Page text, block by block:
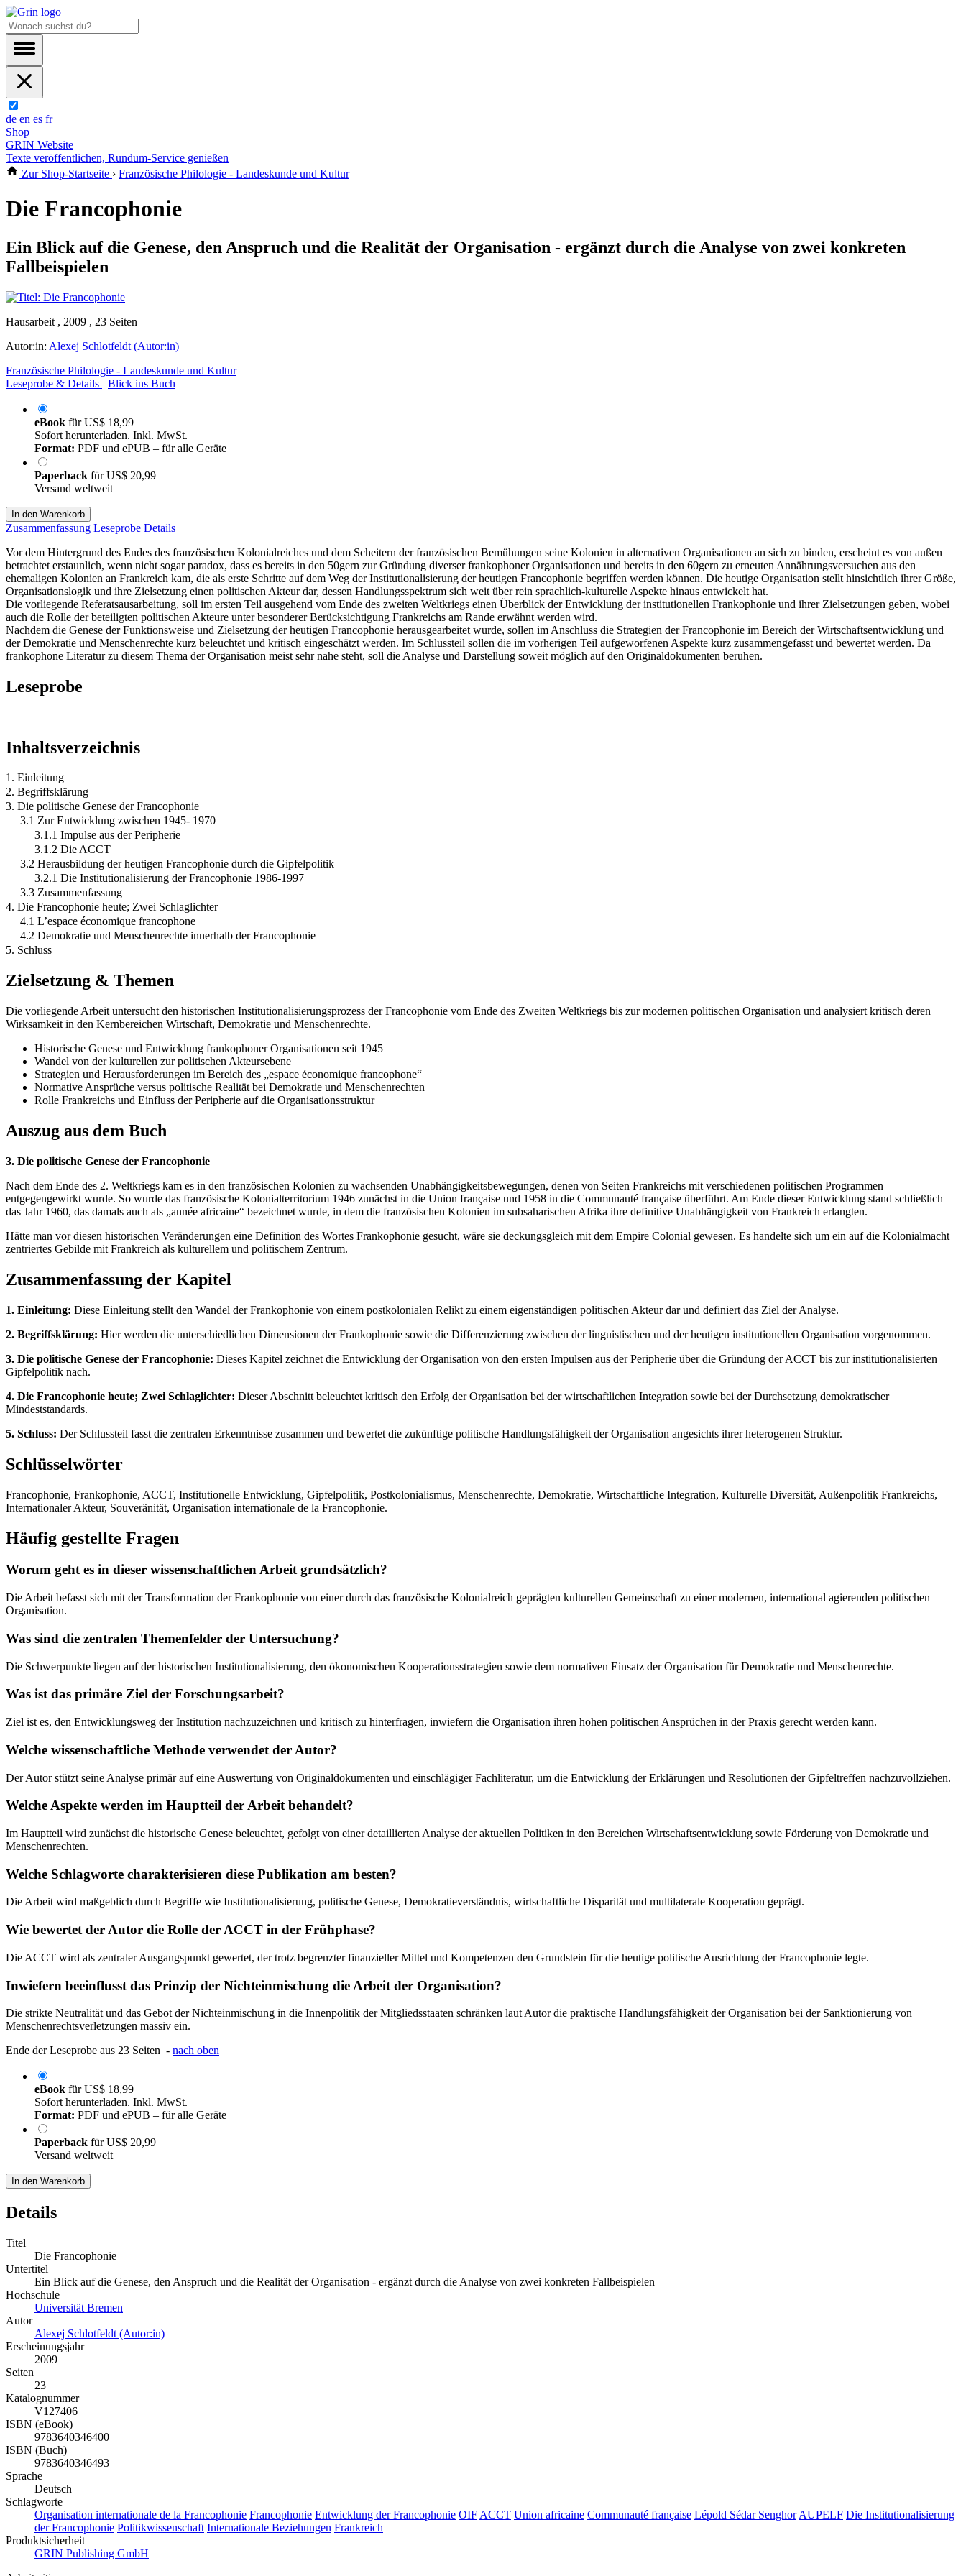
de en es fr
Shop
GRIN Website
Texte veröffentlichen, Rundum-Service genießen
Zur Shop-Startseite › Französische Philologie - Landeskunde und Kultur
Die Francophonie
Ein Blick auf die Genese, den Anspruch und die Realität der Organisation - ergänzt durch die Analyse von zwei konkreten
Fallbeispielen
Hausarbeit , 2009 , 23 Seiten
Autor:in: Alexej Schlotfeldt (Autor:in)
Französische Philologie - Landeskunde und Kultur
Leseprobe & Details
Blick ins Buch
eBook fürUS$ 18,99
Sofort herunterladen. Inkl. MwSt.
Format: PDF und ePUB – für alle Geräte
Paperback fürUS$ 20,99
Versand weltweit
In den Warenkorb
Zusammenfassung Leseprobe Details
Vor dem Hintergrund des Endes des französischen Kolonialreiches und dem Scheitern der französischen Bemühungen seine Kolonien in alternativen Organisationen an sich zu binden, erscheint es von außen
betrachtet erstaunlich, wenn nicht sogar paradox, dass es bereits in den 50gern zur Gründung diverser frankophoner Organisationen und bereits in den 60gern zu erneuten Annährungsversuchen aus den
ehemaligen Kolonien an Frankreich kam, die als erste Schritte auf dem Weg der Institutionalisierung der heutigen Francophonie begriffen werden können. Die heutige Organisation stellt hinsichtlich ihrer Größe,
Organisationslogik und ihre Zielsetzung einen politischen Akteur dar, dessen Handlungsspektrum sich weit über rein sprachlich-kulturelle Aspekte hinaus entwickelt hat.
Die vorliegende Referatsausarbeitung, soll im ersten Teil ausgehend vom Ende des zweiten Weltkriegs einen Überblick der Entwicklung der institutionellen Frankophonie und ihrer Zielsetzungen geben, wobei
auch die Rolle der beteiligten politischen Akteure unter besonderer Berücksichtigung Frankreichs am Rande erwähnt werden wird.
Nachdem die Genese der Funktionsweise und Zielsetzung der heutigen Francophonie herausgearbeitet wurde, sollen im Anschluss die Strategien der Francophonie im Bereich der Wirtschaftsentwicklung und
der Demokratie und Menschenrechte kurz beleuchtet und kritisch eingeschätzt werden. Im Schlussteil sollen die im vorherigen Teil aufgeworfenen Aspekte kurz zusammengefasst und bewertet werden. Da
frankophone Literatur zu diesem Thema der Organisation meist sehr nahe steht, soll die Analyse und Darstellung soweit möglich auf den Originaldokumenten beruhen.
Leseprobe
Inhaltsverzeichnis
1. Einleitung
2. Begriffsklärung
3. Die politische Genese der Francophonie
3.1 Zur Entwicklung zwischen 1945- 1970
3.1.1 Impulse aus der Peripherie
3.1.2 Die ACCT
3.2 Herausbildung der heutigen Francophonie durch die Gipfelpolitik
3.2.1 Die Institutionalisierung der Francophonie 1986-1997
3.3 Zusammenfassung
4. Die Francophonie heute; Zwei Schlaglichter
4.1 L’espace économique francophone
4.2 Demokratie und Menschenrechte innerhalb der Francophonie
5. Schluss
Zielsetzung & Themen
Die vorliegende Arbeit untersucht den historischen Institutionalisierungsprozess der Francophonie vom Ende des Zweiten Weltkriegs bis zur modernen politischen Organisation und analysiert kritisch deren
Wirksamkeit in den Kernbereichen Wirtschaft, Demokratie und Menschenrechte.
Historische Genese und Entwicklung frankophoner Organisationen seit 1945
Wandel von der kulturellen zur politischen Akteursebene
Strategien und Herausforderungen im Bereich des „espace économique francophone“
Normative Ansprüche versus politische Realität bei Demokratie und Menschenrechten
Rolle Frankreichs und Einfluss der Peripherie auf die Organisationsstruktur
Auszug aus dem Buch
3. Die politische Genese der Francophonie
Nach dem Ende des 2. Weltkriegs kam es in den französischen Kolonien zu wachsenden Unabhängigkeitsbewegungen, denen von Seiten Frankreichs mit verschiedenen politischen Programmen
entgegengewirkt wurde. So wurde das französische Kolonialterritorium 1946 zunächst in die Union française und 1958 in die Communauté française überführt. Am Ende dieser Entwicklung stand schließlich
das Jahr 1960, das damals auch als „année africaine“ bezeichnet wurde, in dem die französischen Kolonien im subsaharischen Afrika ihre definitive Unabhängigkeit von Frankreich erlangten.
Hätte man vor diesen historischen Veränderungen eine Definition des Wortes Frankophonie gesucht, wäre sie deckungsgleich mit dem Empire Colonial gewesen. Es handelte sich um ein auf die Kolonialmacht
zentriertes Gebilde mit Frankreich als kulturellem und politischem Zentrum.
Zusammenfassung der Kapitel
1. Einleitung: Diese Einleitung stellt den Wandel der Frankophonie von einem postkolonialen Relikt zu einem eigenständigen politischen Akteur dar und definiert das Ziel der Analyse.
2. Begriffsklärung: Hier werden die unterschiedlichen Dimensionen der Frankophonie sowie die Differenzierung zwischen der linguistischen und der heutigen institutionellen Organisation vorgenommen.
3. Die politische Genese der Francophonie: Dieses Kapitel zeichnet die Entwicklung der Organisation von den ersten Impulsen aus der Peripherie über die Gründung der ACCT bis zur institutionalisierten
Gipfelpolitik nach.
4. Die Francophonie heute; Zwei Schlaglichter: Dieser Abschnitt beleuchtet kritisch den Erfolg der Organisation bei der wirtschaftlichen Integration sowie bei der Durchsetzung demokratischer
Mindeststandards.
5. Schluss: Der Schlussteil fasst die zentralen Erkenntnisse zusammen und bewertet die zukünftige politische Handlungsfähigkeit der Organisation angesichts ihrer heterogenen Struktur.
Schlüsselwörter
Francophonie, Frankophonie, ACCT, Institutionelle Entwicklung, Gipfelpolitik, Postkolonialismus, Menschenrechte, Demokratie, Wirtschaftliche Integration, Kulturelle Diversität, Außenpolitik Frankreichs,
Internationaler Akteur, Souveränität, Organisation internationale de la Francophonie.
Häufig gestellte Fragen
Worum geht es in dieser wissenschaftlichen Arbeit grundsätzlich?
Die Arbeit befasst sich mit der Transformation der Frankophonie von einer durch das französische Kolonialreich geprägten kulturellen Gemeinschaft zu einer modernen, international agierenden politischen
Organisation.
Was sind die zentralen Themenfelder der Untersuchung?
Die Schwerpunkte liegen auf der historischen Institutionalisierung, den ökonomischen Kooperationsstrategien sowie dem normativen Einsatz der Organisation für Demokratie und Menschenrechte.
Was ist das primäre Ziel der Forschungsarbeit?
Ziel ist es, den Entwicklungsweg der Institution nachzuzeichnen und kritisch zu hinterfragen, inwiefern die Organisation ihren hohen politischen Ansprüchen in der Praxis gerecht werden kann.
Welche wissenschaftliche Methode verwendet der Autor?
Der Autor stützt seine Analyse primär auf eine Auswertung von Originaldokumenten und einschlägiger Fachliteratur, um die Entwicklung der Erklärungen und Resolutionen der Gipfeltreffen nachzuvollziehen.
Welche Aspekte werden im Hauptteil der Arbeit behandelt?
Im Hauptteil wird zunächst die historische Genese beleuchtet, gefolgt von einer detaillierten Analyse der aktuellen Politiken in den Bereichen Wirtschaftsentwicklung sowie Förderung von Demokratie und
Menschenrechten.
Welche Schlagworte charakterisieren diese Publikation am besten?
Die Arbeit wird maßgeblich durch Begriffe wie Institutionalisierung, politische Genese, Demokratieverständnis, wirtschaftliche Disparität und multilaterale Kooperation geprägt.
Wie bewertet der Autor die Rolle der ACCT in der Frühphase?
Die ACCT wird als zentraler Ausgangspunkt gewertet, der trotz begrenzter finanzieller Mittel und Kompetenzen den Grundstein für die heutige politische Ausrichtung der Francophonie legte.
Inwiefern beeinflusst das Prinzip der Nichteinmischung die Arbeit der Organisation?
Die strikte Neutralität und das Gebot der Nichteinmischung in die Innenpolitik der Mitgliedsstaaten schränken laut Autor die praktische Handlungsfähigkeit der Organisation bei der Sanktionierung von
Menschenrechtsverletzungen massiv ein.
Ende der Leseprobe aus 23 Seiten - nach oben
eBook fürUS$ 18,99
Sofort herunterladen. Inkl. MwSt.
Format: PDF und ePUB – für alle Geräte
Paperback fürUS$ 20,99
Versand weltweit
In den Warenkorb
Details
Titel
Die Francophonie
Untertitel
Ein Blick auf die Genese, den Anspruch und die Realität der Organisation - ergänzt durch die Analyse von zwei konkreten Fallbeispielen
Hochschule
Universität Bremen
Autor
Alexej Schlotfeldt (Autor:in)
Erscheinungsjahr
2009
Seiten
23
Katalognummer
V127406
ISBN (eBook)
9783640346400
ISBN (Buch)
9783640346493
Sprache
Deutsch
Schlagworte
Organisation internationale de la Francophonie Francophonie Entwicklung der Francophonie OIF ACCT Union africaine Communauté française Lépold Sédar Senghor AUPELF Die Institutionalisierung
der Francophonie Politikwissenschaft Internationale Beziehungen Frankreich
Produktsicherheit
GRIN Publishing GmbH